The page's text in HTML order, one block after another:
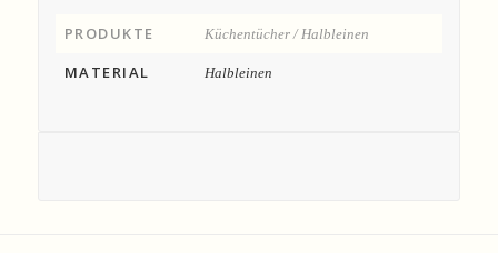
PRODUKTE Küchentücher / Halbleinen
MATERIAL Halbleinen